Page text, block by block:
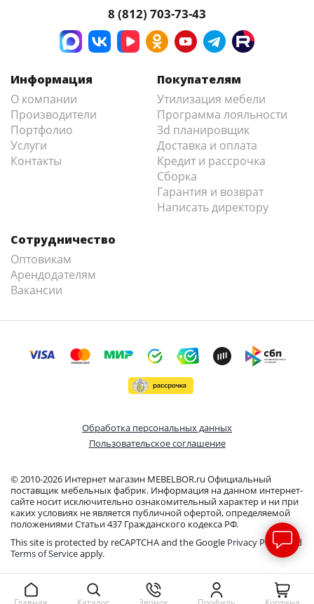
8 (812) 703-73-43
Информация
О компании
Производители
Портфолио
Услуги
Контакты
Покупателям
Утилизация мебели
Программа лояльности
3d планировщик
Доставка и оплата
Кредит и рассрочка
Сборка
Гарантия и возврат
Написать директору
Сотрудничество
Оптовикам
Арендодателям
Вакансии
© 2010-2026 Интернет магазин MEBELBOR.ru Официальный
поставщик мебельных фабрик. Информация на данном интернет-
сайте носит исключительно ознакомительный характер и ни при
каких условиях не является публичной офертой, определяемой
положениями Статьи 437 Гражданского кодекса РФ.
This site is protected by reCAPTCHA and the Google Privacy Policyand
Terms of Serviceapply.
Обработка персональных данных
Пользовательское соглашение